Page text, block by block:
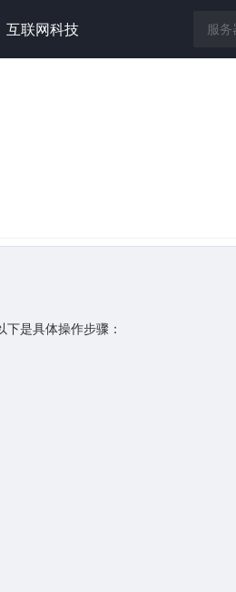
互联网科技
是具体操作步骤：